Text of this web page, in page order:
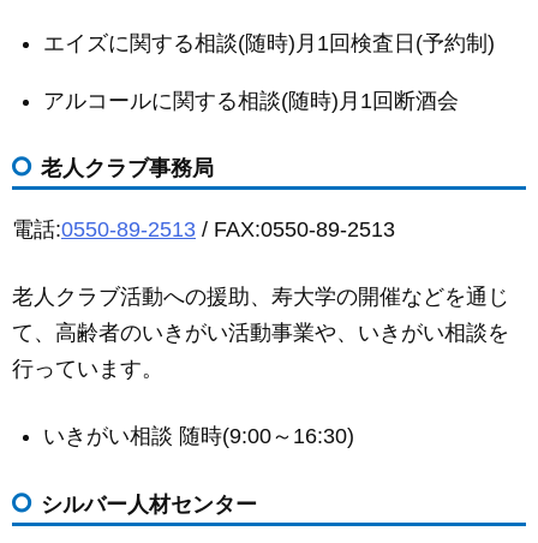
エイズに関する相談(随時)月1回検査日(予約制)
アルコールに関する相談(随時)月1回断酒会
老人クラブ事務局
電話:0550-89-2513 / FAX:0550-89-2513
老人クラブ活動への援助、寿大学の開催などを通じ
て、高齢者のいきがい活動事業や、いきがい相談を
行っています。
いきがい相談 随時(9:00～16:30)
シルバー人材センター